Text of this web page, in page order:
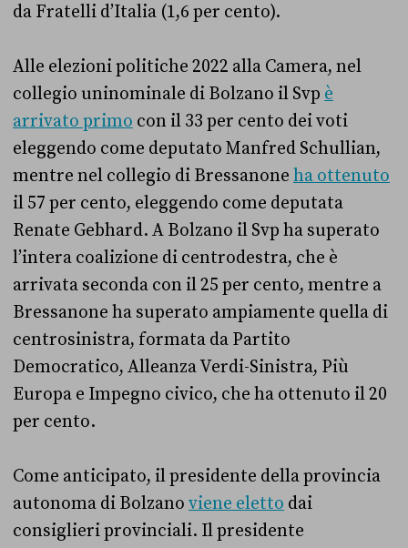
da Fratelli d’Italia (1,6 per cento).
Alle elezioni politiche 2022 alla Camera, nel
collegio uninominale di Bolzano il Svp è
arrivato primo con il 33 per cento dei voti
eleggendo come deputato Manfred Schullian,
mentre nel collegio di Bressanone ha ottenuto
il 57 per cento, eleggendo come deputata
Renate Gebhard. A Bolzano il Svp ha superato
l’intera coalizione di centrodestra, che è
arrivata seconda con il 25 per cento, mentre a
Bressanone ha superato ampiamente quella di
centrosinistra, formata da Partito
Democratico, Alleanza Verdi-Sinistra, Più
Europa e Impegno civico, che ha ottenuto il 20
per cento.
Come anticipato, il presidente della provincia
autonoma di Bolzano viene eletto dai
consiglieri provinciali. Il presidente